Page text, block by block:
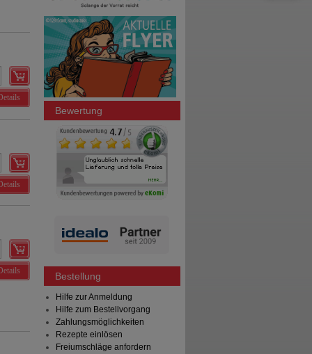
Details
Details
Bewertung
Bestellung
Hilfe zur Anmeldung
Hilfe zum Bestellvorgang
Zahlungsmöglichkeiten
Rezepte einlösen
Freiumschläge anfordern